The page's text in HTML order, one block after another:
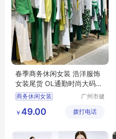
春季商务休闲女装 浩洋服饰
女装尾货 OL通勤时尚大码女
装货源供应
商务休闲女装
广州市健
限公司
￥ 49.00 拨打电话